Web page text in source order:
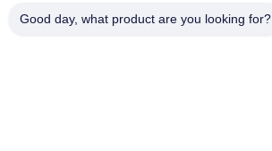
Good day, what product are you looking for?